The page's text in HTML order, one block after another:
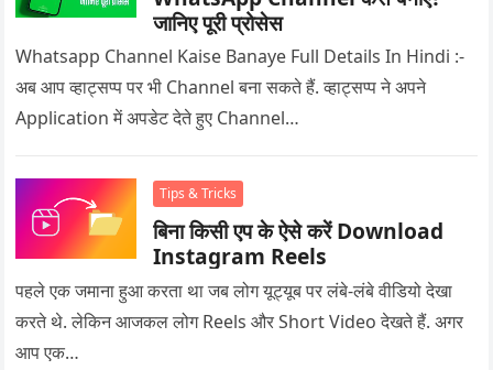
जानिए पूरी प्रोसेस
Whatsapp Channel Kaise Banaye Full Details In Hindi :-
अब आप व्हाट्सप्प पर भी Channel बना सकते हैं. व्हाट्सप्प ने अपने
Application में अपडेट देते हुए Channel…
Tips & Tricks
बिना किसी एप के ऐसे करें Download
Instagram Reels
पहले एक जमाना हुआ करता था जब लोग यूट्यूब पर लंबे-लंबे वीडियो देखा
करते थे. लेकिन आजकल लोग Reels और Short Video देखते हैं. अगर
आप एक…